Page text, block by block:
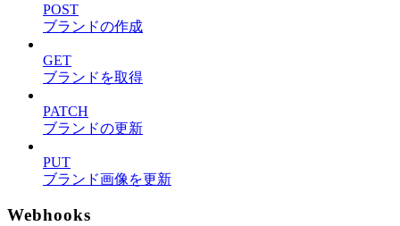
POST
ブランドの作成
GET
ブランドを取得
PATCH
ブランドの更新
PUT
ブランド画像を更新
Webhooks